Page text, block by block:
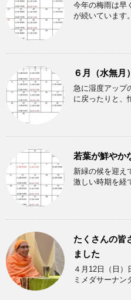
今年の梅雨は早
が続いています
６月（水無月
急に湿度アップ
に戻ったりと、
若葉が鮮やか
新緑の候を迎え
激しい時期を経
たくさんの皆
ました
４月12日（日
ミメダサーナン